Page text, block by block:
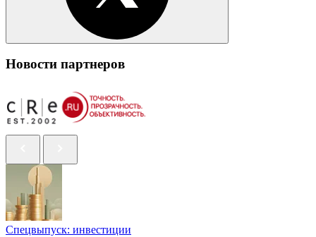
Новости партнеров
Спецвыпуск: инвестиции